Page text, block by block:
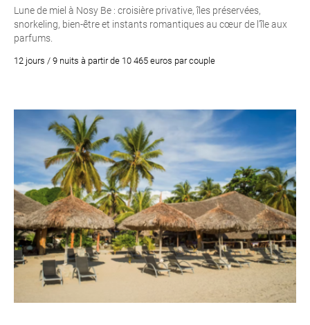
Lune de miel à Nosy Be : croisière privative, îles préservées,
snorkeling, bien-être et instants romantiques au cœur de l’île aux
parfums.
12 jours / 9 nuits à partir de 10 465 euros par couple